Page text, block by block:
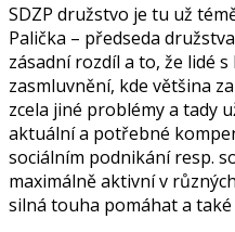
SDZP družstvo je tu už
Palička – předseda
zásadní rozdíl a to, že lidé
zasmluvnění, kde většina
zcela jiné problémy a tady
aktuální a potřebné
sociálním podnikání resp.
maximálně aktivní v
silná touha pomáhat a